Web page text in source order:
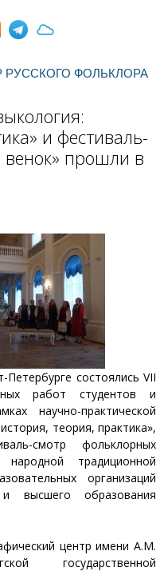
РУССКОГО ФОЛЬКЛОРА
и фестиваль-
венок» прошли в
состоялись VII
работ студентов и
научно-практической
теория, практика»,
смотр фольклорных
традиционной
организаций
и высшего образования
центр имени А.М.
государственной